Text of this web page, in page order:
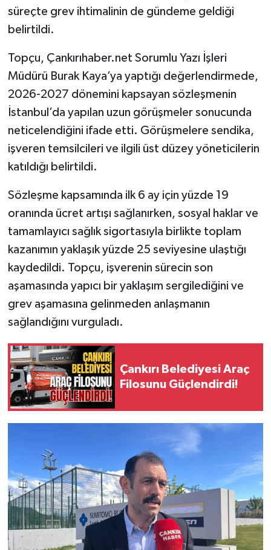
Çankırı Haber Net (@cankirihabernet)'in paylaştığı bir gönderi
süreçte grev ihtimalinin de gündeme geldiği
belirtildi.
Topçu, Çankırıhaber.net Sorumlu Yazı İşleri
Müdürü Burak Kaya’ya yaptığı değerlendirmede,
2026-2027 dönemini kapsayan sözleşmenin
İstanbul’da yapılan uzun görüşmeler sonucunda
neticelendiğini ifade etti. Görüşmelere sendika,
işveren temsilcileri ve ilgili üst düzey yöneticilerin
katıldığı belirtildi.
Sözleşme kapsamında ilk 6 ay için yüzde 19
oranında ücret artışı sağlanırken, sosyal haklar ve
tamamlayıcı sağlık sigortasıyla birlikte toplam
kazanımın yaklaşık yüzde 25 seviyesine ulaştığı
kaydedildi. Topçu, işverenin sürecin son
aşamasında yapıcı bir yaklaşım sergilediğini ve
grev aşamasına gelinmeden anlaşmanın
sağlandığını vurguladı.
Çankırı Belediyesi Araç
Filosunu Güçlendirdi!